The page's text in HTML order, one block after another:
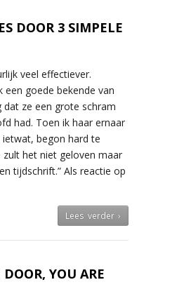
DOOR 3 SIMPELE
veel effectiever.
een goede bekende van
dat ze een grote schram
had. Toen ik haar ernaar
begon hard te
zult het niet geloven maar
tijdschrift.” Als reactie op
Lees verder ›
DOOR, YOU ARE